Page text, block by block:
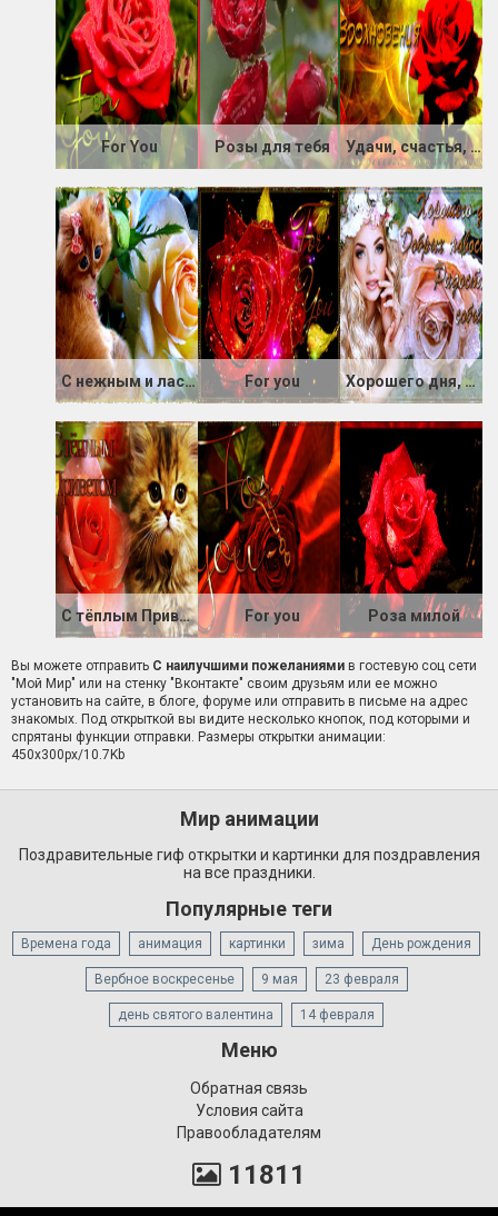
For You Розы для тебя Удачи, счастья, вдохновения
С нежным и ласковым приветом For you Хорошего дня, добрых новостей, радостных событий
С тёплым Приветом For you Роза милой
Вы можете отправить С наилучшими пожеланиями в гостевую соц сети
"Мой Мир" или на стенку "Вконтакте" своим друзьям или ее можно
установить на сайте, в блоге, форуме или отправить в письме на адрес
знакомых. Под открыткой вы видите несколько кнопок, под которыми и
спрятаны функции отправки. Размеры открытки анимации:
450x300px/10.7Kb
Мир анимации
Поздравительные гиф открытки и картинки для поздравления
на все праздники.
Популярные теги
Времена года анимация картинки зима День рождения
Вербное воскресенье 9 мая 23 февраля
день святого валентина 14 февраля
Меню
Обратная связь
Условия сайта
Правообладателям
11811